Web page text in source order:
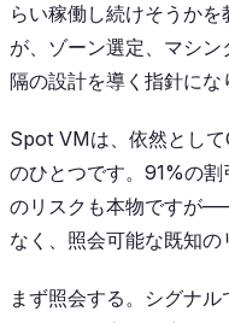
らい稼働し続けそうか
が、ゾーン選定、マシ
隔の設計を導く指針にな
Spot VMは、依然とし
のひとつです。91%の
のリスクも本物ですが
なく、照会可能な既知の
まず照会する。シグナ